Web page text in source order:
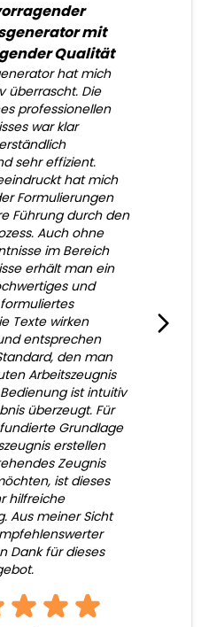
mit
Qualität
hat mich
überrascht. Die
professionellen
war klar
sehr effizient.
hat mich
Formulierungen
Führung durch den
Auch ohne
im Bereich
erhält man ein
und
Texte wirken
entsprechen
den man
Arbeitszeugnis
ist intuitiv
überzeugt. Für
Grundlage
erstellen
Zeugnis
ist dieses
hilfreiche
Aus meiner Sicht
Dank für dieses